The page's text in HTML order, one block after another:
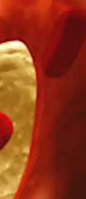
المكتسبة، هو
أجسام مضادة
مرحلة متأخرة من